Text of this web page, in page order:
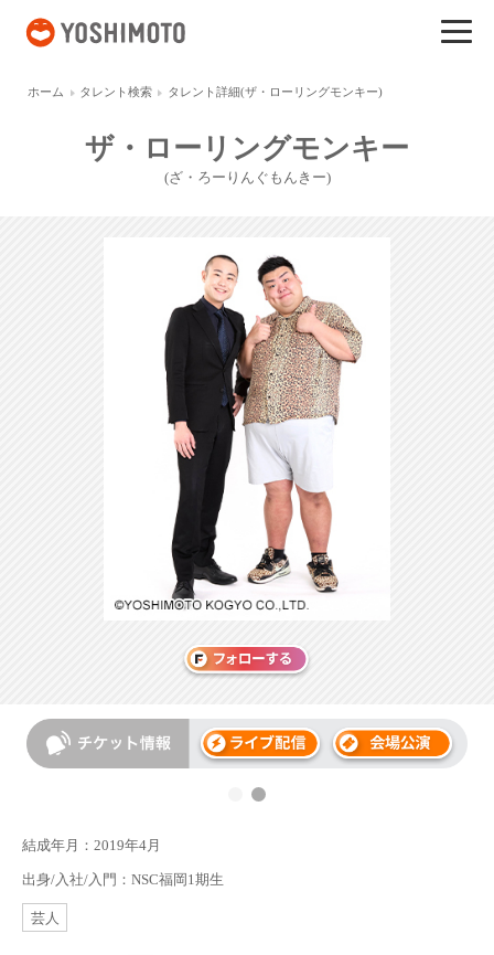
ホーム タレント検索 タレント詳細(ザ・ローリングモンキー)
ザ・ローリングモンキー
(ざ・ろーりんぐもんきー)
結成年月：2019年4月
出身/入社/入門：NSC福岡1期生
芸人